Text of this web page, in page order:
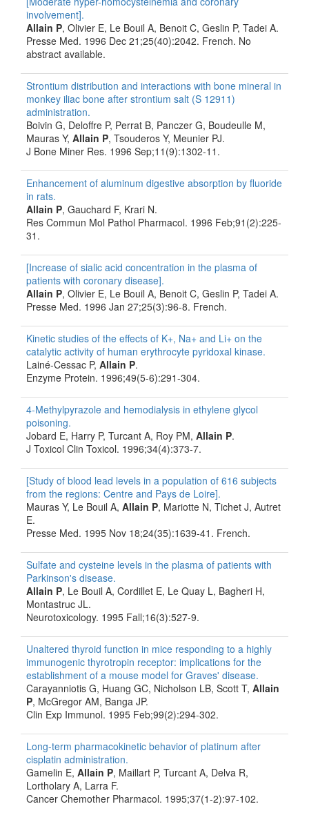
involvement].
Allain P, Olivier E, Le Bouil A, Benoit C, Geslin P, Tadei A.
Presse Med. 1996 Dec 21;25(40):2042. French. No
abstract available.
Strontium distribution and interactions with bone mineral in
monkey iliac bone after strontium salt (S 12911)
administration.
Boivin G, Deloffre P, Perrat B, Panczer G, Boudeulle M,
Mauras Y, Allain P, Tsouderos Y, Meunier PJ.
J Bone Miner Res. 1996 Sep;11(9):1302-11.
Enhancement of aluminum digestive absorption by fluoride
in rats.
Allain P, Gauchard F, Krari N.
Res Commun Mol Pathol Pharmacol. 1996 Feb;91(2):225-
31.
[Increase of sialic acid concentration in the plasma of
patients with coronary disease].
Allain P, Olivier E, Le Bouil A, Benoit C, Geslin P, Tadei A.
Presse Med. 1996 Jan 27;25(3):96-8. French.
Kinetic studies of the effects of K+, Na+ and Li+ on the
catalytic activity of human erythrocyte pyridoxal kinase.
Lainé-Cessac P, Allain P.
Enzyme Protein. 1996;49(5-6):291-304.
4-Methylpyrazole and hemodialysis in ethylene glycol
poisoning.
Jobard E, Harry P, Turcant A, Roy PM, Allain P.
J Toxicol Clin Toxicol. 1996;34(4):373-7.
[Study of blood lead levels in a population of 616 subjects
from the regions: Centre and Pays de Loire].
Mauras Y, Le Bouil A, Allain P, Mariotte N, Tichet J, Autret
E.
Presse Med. 1995 Nov 18;24(35):1639-41. French.
Sulfate and cysteine levels in the plasma of patients with
Parkinson's disease.
Allain P, Le Bouil A, Cordillet E, Le Quay L, Bagheri H,
Montastruc JL.
Neurotoxicology. 1995 Fall;16(3):527-9.
Unaltered thyroid function in mice responding to a highly
immunogenic thyrotropin receptor: implications for the
establishment of a mouse model for Graves' disease.
Carayanniotis G, Huang GC, Nicholson LB, Scott T, Allain
P, McGregor AM, Banga JP.
Clin Exp Immunol. 1995 Feb;99(2):294-302.
Long-term pharmacokinetic behavior of platinum after
cisplatin administration.
Gamelin E, Allain P, Maillart P, Turcant A, Delva R,
Lortholary A, Larra F.
Cancer Chemother Pharmacol. 1995;37(1-2):97-102.